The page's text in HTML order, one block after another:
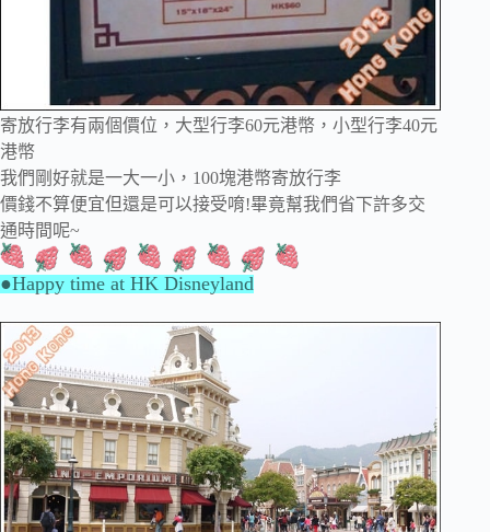
寄放行李有兩個價位，大型行李60元港幣，小型行李40元
港幣
我們剛好就是一大一小，100塊港幣寄放行李
價錢不算便宜但還是可以接受唷!畢竟幫我們省下許多交
通時間呢~
●Happy time at HK Disneyland